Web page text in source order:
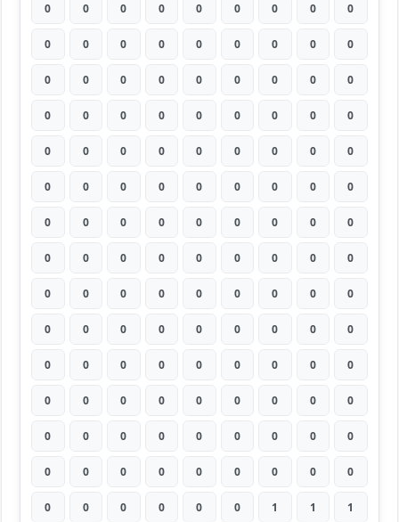
0 0 0 0 0 0 0 0 0
0 0 0 0 0 0 0 0 0
0 0 0 0 0 0 0 0 0
0 0 0 0 0 0 0 0 0
0 0 0 0 0 0 0 0 0
0 0 0 0 0 0 0 0 0
0 0 0 0 0 0 0 0 0
0 0 0 0 0 0 0 0 0
0 0 0 0 0 0 0 0 0
0 0 0 0 0 0 0 0 0
0 0 0 0 0 0 0 0 0
0 0 0 0 0 0 0 0 0
0 0 0 0 0 0 0 0 0
0 0 0 0 0 0 0 0 0
0 0 0 0 0 0 1 1 1